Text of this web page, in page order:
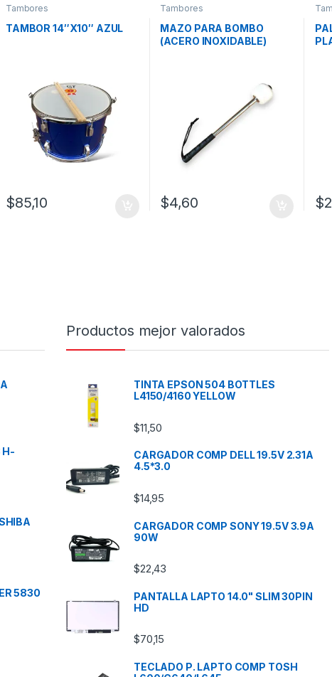
Tambores
TAMBOR 14″X10″ AZUL
$85,10
Tambores
MAZO PARA BOMBO
(ACERO INOXIDABLE)
$4,60 $
H-
5830
Productos mejor valorados
TINTA EPSON 504 BOTTLES
L4150/4160 YELLOW
$11,50
CARGADOR COMP DELL 19.5V 2.31A
4.5*3.0
$14,95
CARGADOR COMP SONY 19.5V 3.9A
90W
$22,43
PANTALLA LAPTO 14.0" SLIM 30PIN
HD
$70,15
TECLADO P. LAPTO COMP TOSH